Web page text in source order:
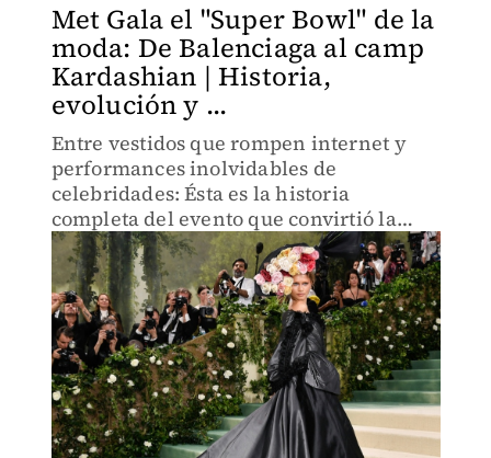
Met Gala el "Super Bowl" de la
moda: De Balenciaga al camp
Kardashian | Historia,
evolución y ...
Entre vestidos que rompen internet y
performances inolvidables de
celebridades: Ésta es la historia
completa del evento que convirtió la
moda en espectáculo, discurso y poder
cultural.